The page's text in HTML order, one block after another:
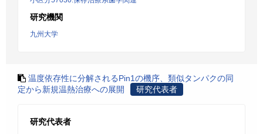
研究機関
九州大学
温度依存性に分解されるPin1の機序、類似タンパクの同
定から新規温熱治療への展開
研究代表者
研究代表者